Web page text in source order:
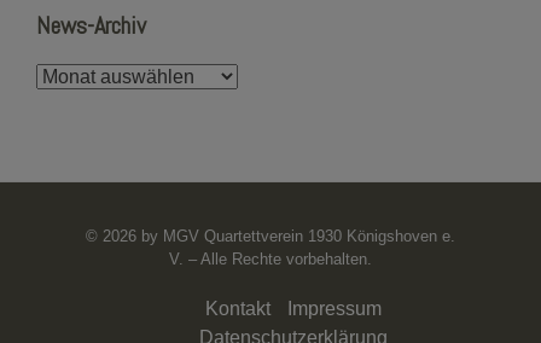
News-Archiv
News-
© 2026 by MGV Quartettverein 1930 Königshoven e.
V. – Alle Rechte vorbehalten.
Kontakt
Impressum
Datenschutzerklärung